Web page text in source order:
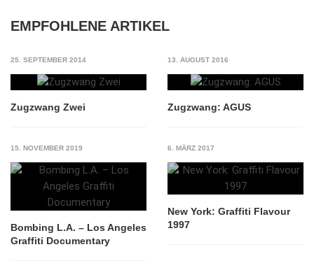
EMPFOHLENE ARTIKEL
25. SEPTEMBER 2014
Zugzwang Zwei
13. AUGUST 2016
Zugzwang: AGUS
15. NOVEMBER 2019
Bombing L.A. – Los Angeles
Graffiti Documentary
6. MÄRZ 2017
New York: Graffiti Flavour
1997